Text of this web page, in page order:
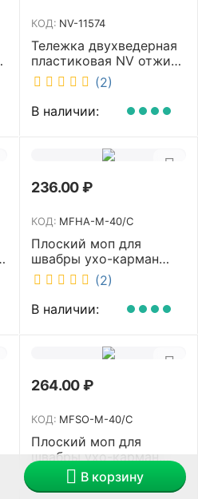
КОД: NV-11574
Тележка двухведерная
пластиковая NV отжим
2х23л NV-11574
(2)
В наличии:
236.00₽
КОД: MFHA-M-40/C
Плоский моп для
швабры ухо-карман
белый 40 см NV MFHA-
M-40/C
(2)
В наличии:
264.00₽
КОД: MFSO-M-40/C
Плоский моп для
швабры ухо-карман
белый 40 см NV MFSO-
M-40/C
(2)
В корзину